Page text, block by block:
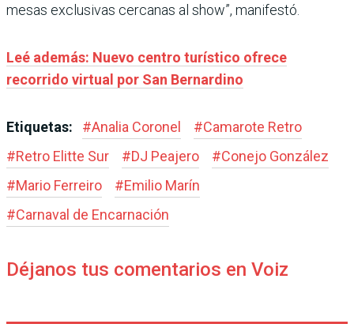
mesas exclusivas cercanas al show”, manifestó.
Leé además: Nuevo centro turístico ofrece
recorrido virtual por San Bernardino
Etiquetas: #Analia Coronel #Camarote Retro
#Retro Elitte Sur #DJ Peajero #Conejo González
#Mario Ferreiro #Emilio Marín
#Carnaval de Encarnación
Déjanos tus comentarios en Voiz